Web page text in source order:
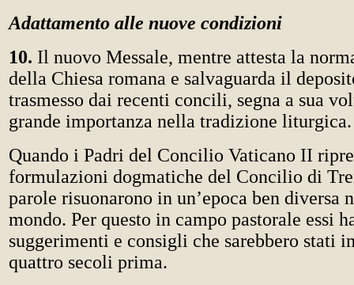
Adattamento alle nuove condizioni
10. Il nuovo Messale, mentre attesta la
della Chiesa romana e salvaguarda il
trasmesso dai recenti concili, segna a sua
grande importanza nella tradizione liturgica.
Quando i Padri del Concilio Vaticano II
formulazioni dogmatiche del Concilio di
parole risuonarono in un’epoca ben diversa
mondo. Per questo in campo pastorale essi
suggerimenti e consigli che sarebbero stati
quattro secoli prima.